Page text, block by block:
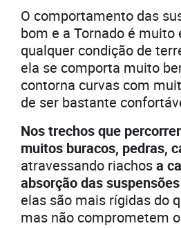
O comportamento das
bom e a Tornado é muito
qualquer condição de
ela se comporta muito
contorna curvas com
de ser bastante
Nos trechos que
muitos buracos, pedras,
atravessando riachosa
absorção das
elas são mais rígidas do
mas não comprometem